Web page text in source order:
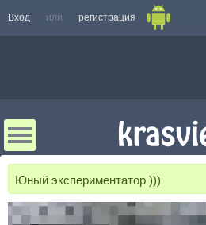
Вход или регистрация
Юный экспериментатор )))